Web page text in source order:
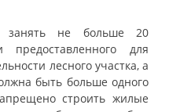
занять не больше 20
предоставленного для
лесного участка, а
быть больше одного
строить жилые